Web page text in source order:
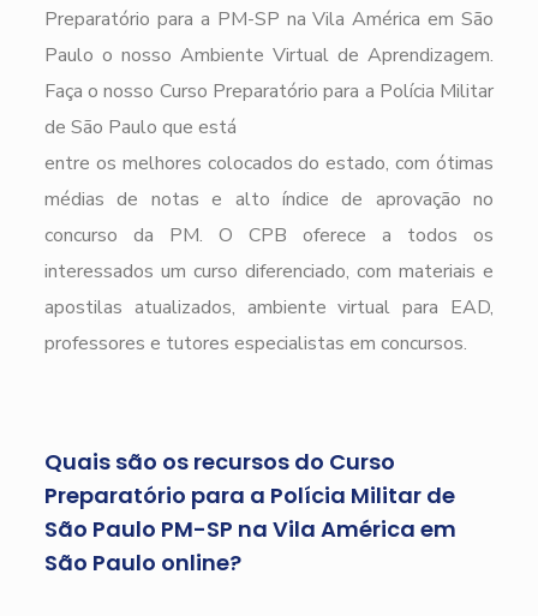
Preparatório para a PM-SP na Vila América em São
Paulo o nosso Ambiente Virtual de Aprendizagem.
Faça o nosso Curso Preparatório para a Polícia Militar
de São Paulo que está
entre os melhores colocados do estado, com ótimas
médias de notas e alto índice de aprovação no
concurso da PM. O CPB oferece a todos os
interessados um curso diferenciado, com materiais e
apostilas atualizados, ambiente virtual para EAD,
professores e tutores especialistas em concursos.
Quais são os recursos do Curso
Preparatório para a Polícia Militar de
São Paulo PM-SP na Vila América em
São Paulo online?